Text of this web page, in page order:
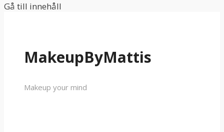
Gå till innehåll
MakeupByMattis
Makeup your mind